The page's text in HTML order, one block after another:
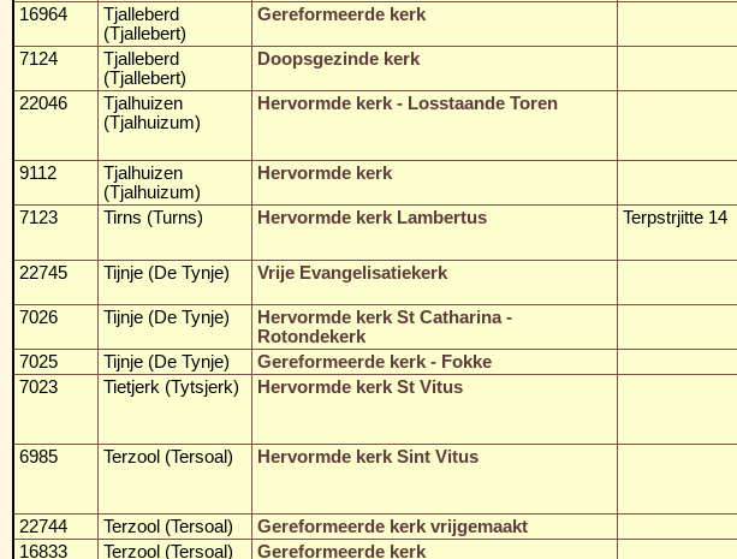
16964
Tjalleberd
(Tjallebert)
Gereformeerde kerk
7124
Tjalleberd
(Tjallebert)
Doopsgezinde kerk
22046
Tjalhuizen
(Tjalhuizum)
Hervormde kerk - Losstaande Toren
9112
Tjalhuizen
(Tjalhuizum)
Hervormde kerk
7123 Tirns (Turns) Hervormde kerk Lambertus Terpstrjitte 14
22745 Tijnje (De Tynje) Vrije Evangelisatiekerk
7026 Tijnje (De Tynje)
Hervormde kerk St Catharina -
Rotondekerk
7025 Tijnje (De Tynje) Gereformeerde kerk - Fokke
7023
Tietjerk (Tytsjerk) Hervormde kerk St Vitus
6985 Terzool (Tersoal) Hervormde kerk Sint Vitus
22744 Terzool (Tersoal) Gereformeerde kerk vrijgemaakt
16833
Terzool (Tersoal) Gereformeerde kerk